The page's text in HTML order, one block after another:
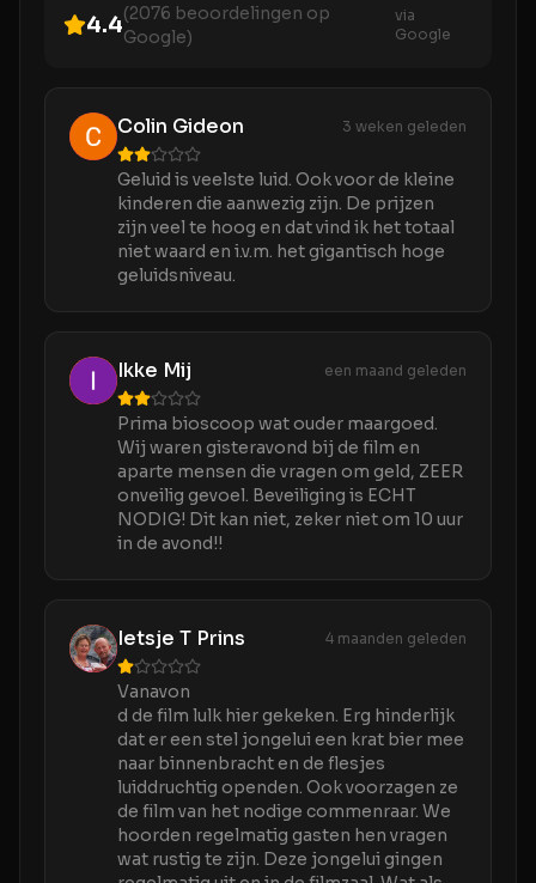
4.4(2076 beoordelingen op
Google)
via
Google
Colin Gideon 3 weken geleden
Geluid is veelste luid. Ook voor de kleine
kinderen die aanwezig zijn. De prijzen
zijn veel te hoog en dat vind ik het totaal
niet waard en i.v.m. het gigantisch hoge
geluidsniveau.
Ikke Mij een maand geleden
Prima bioscoop wat ouder maargoed.
Wij waren gisteravond bij de film en
aparte mensen die vragen om geld, ZEER
onveilig gevoel. Beveiliging is ECHT
NODIG! Dit kan niet, zeker niet om 10 uur
in de avond!!
Ietsje T Prins 4 maanden geleden
Vanavon
d de film lulk hier gekeken. Erg hinderlijk
dat er een stel jongelui een krat bier mee
naar binnenbracht en de flesjes
luiddruchtig openden. Ook voorzagen ze
de film van het nodige commenraar. We
hoorden regelmatig gasten hen vragen
wat rustig te zijn. Deze jongelui gingen